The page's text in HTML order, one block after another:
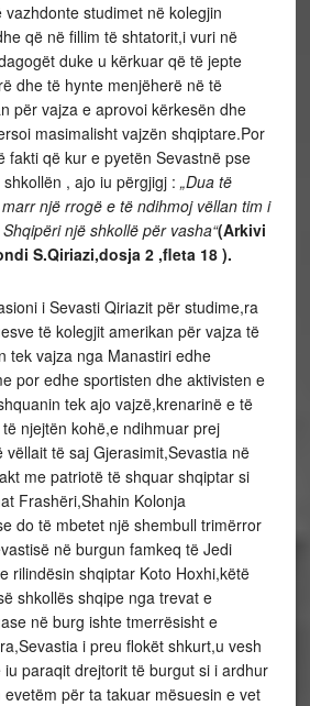
studimet në kolegjin
që në fillim të shtatorit,i vuri në
duke u kërkuar që të jepte
dhe të hynte menjëherë në të
për vajza e aprovoi kërkesën dhe
masimalisht vajzën shqiptare.Por
fakti që kur e pyetën Sevastnë pse
, ajo iu përgjigj : „Dua të
një rrogë e të ndihmoj vëllan tim i
një shkollë për vasha“(Arkivi
S.Qiriazi,dosja 2 ,fleta 18 ).
i Sevasti Qiriazit për studime,ra
të kolegjit amerikan për vajza të
tek vajza nga Manastiri edhe
por edhe sportisten dhe aktivisten e
tek ajo vajzë,krenarinë e të
njejtën kohë,e ndihmuar prej
të saj Gjerasimit,Sevastia në
me patriotë të shquar shqiptar si
Frashëri,Shahin Kolonja
do të mbetet një shembull trimërror
në burgun famkeq të Jedi
rilindësin shqiptar Koto Hoxhi,këtë
shkollës shqipe nga trevat e
në burg ishte tmerrësisht e
i preu flokët shkurt,u vesh
paraqit drejtorit të burgut si i ardhur
për ta takuar mësuesin e vet